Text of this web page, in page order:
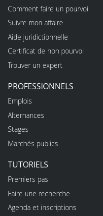
Comment faire un pourvoi
Suivre mon affaire
Aide juridictionnelle
Certificat de non pourvoi
Trouver un expert
PROFESSIONNELS
Emplois
Alternances
Stages
Marchés publics
TUTORIELS
Premiers pas
Faire une recherche
Agenda et inscriptions